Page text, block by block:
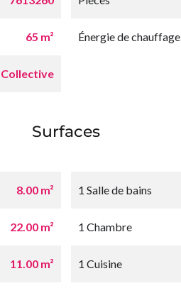
65 m² Énergie de chauffage
Collective
Surfaces
8.00 m² 1 Salle de bains
22.00 m² 1 Chambre
11.00 m² 1 Cuisine